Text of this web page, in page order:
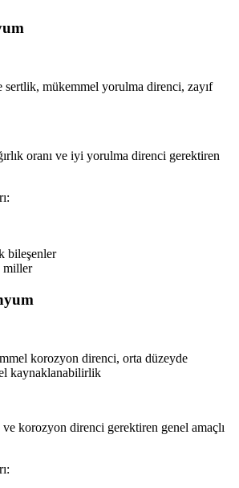
sertlik, mükemmel yorulma direnci, zayıf
oranı ve iyi yorulma direnci gerektiren
bileşenler
miller
korozyon direnci, orta düzeyde
kaynaklanabilirlik
korozyon direnci gerektiren genel amaçlı